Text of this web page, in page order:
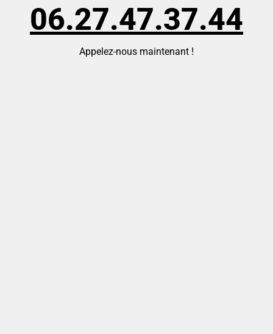
06.27.47.37.44
Appelez-nous maintenant !